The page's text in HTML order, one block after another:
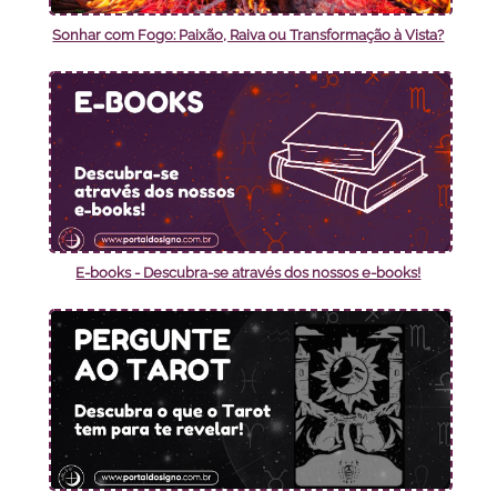
Sonhar com Fogo: Paixão, Raiva ou Transformação à Vista?
E-books - Descubra-se através dos nossos e-books!